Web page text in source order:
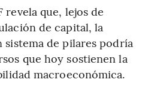
revela que, lejos de
de capital, la
de pilares podría
que hoy sostienen la
macroeconómica.